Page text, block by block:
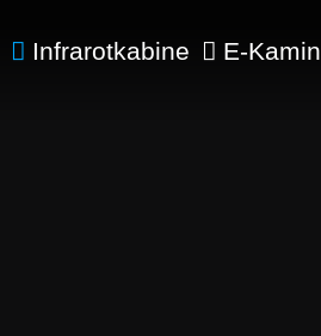
Infrarotkabine E-Kamin